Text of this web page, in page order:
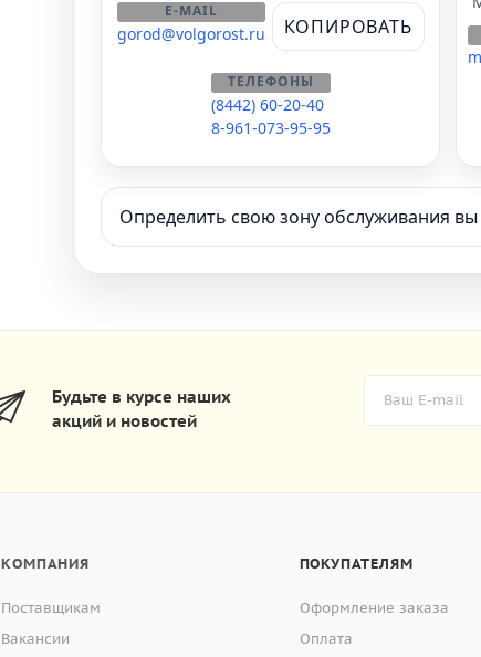
E-MAIL
gorod@volgorost.ru КОПИРОВАТЬ
ТЕЛЕФОНЫ
(8442) 60-20-40
8-961-073-95-95
Определить свою зону обслуживания
Будьте в курсе наших
акций и новостей
КОМПАНИЯ
Поставщикам
Вакансии
ПОКУПАТЕЛЯМ
Оформление заказа
Оплата